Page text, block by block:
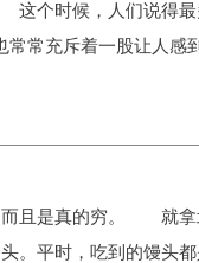
时候，人们说得最
常充斥着一股让人感
是真的穷。 就拿北
。平时，吃到的馒头